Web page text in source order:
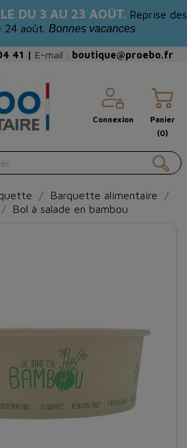
DU 3 AU 23 AOÛT. Reprise des
24 août. Bonnes vacances
41 | E-mail : boutique@proebo.fr
Connexion
Panier
(0)
Barquette alimentaire
Bol à salade en bambou